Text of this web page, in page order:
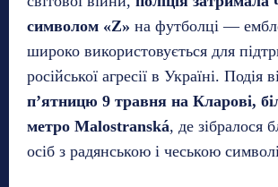
символом «Z» на футболці —
широко використовується для
російської агресії в Україні. Подія
п’ятницю 9 травня на Кларові,
метро Malostranská, де зібралося
осіб з радянською і чеською